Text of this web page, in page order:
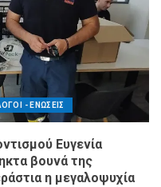
- ΕΝΩΣΕΙΣ
Ευγενία
βουνά της
η μεγαλοψυχία